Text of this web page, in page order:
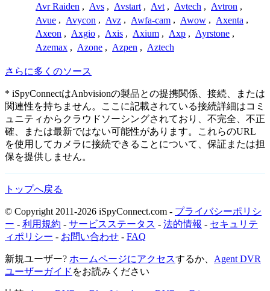
Avr Raiden , Avs , Avstart , Avt , Avtech , Avtron ,
Avue , Avycon , Avz , Awfa-cam , Awow , Axenta ,
Axeon , Axgio , Axis , Axium , Axp , Ayrstone ,
Azemax , Azone , Azpen , Aztech
さらに多くのソース
* iSpyConnectはAnbvisionの製品との提携関係、接続、または
関連性を持ちません。ここに記載されている接続詳細はコミ
ュニティからクラウドソーシングされており、不完全、不正
確、または最新ではない可能性があります。これらのURL
を使用してカメラに接続できることについて、保証または担
保を提供しません。
トップへ戻る
© Copyright 2011-2026 iSpyConnect.com - プライバシーポリシ
ー - 利用規約 - サービスステータス - 法的情報 - セキュリテ
ィポリシー - お問い合わせ - FAQ
新規ユーザー? ホームページにアクセスするか、 Agent DVR
ユーザーガイド をお読みください